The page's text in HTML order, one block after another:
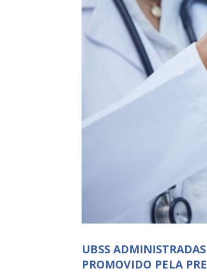
UBSS
PROMOVIDO PELA